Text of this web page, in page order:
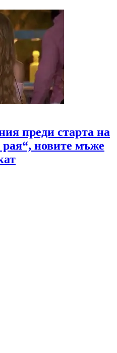
преди старта на
новите мъже